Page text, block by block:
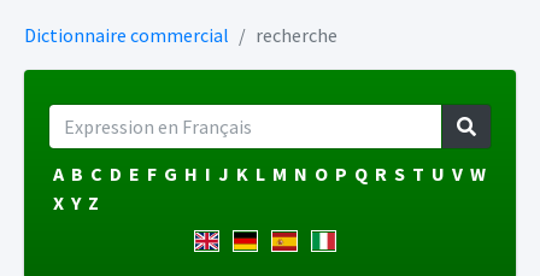
Dictionnaire commercial recherche
A B C D E F G H I J K L M N O P Q R S T U V W
X Y Z